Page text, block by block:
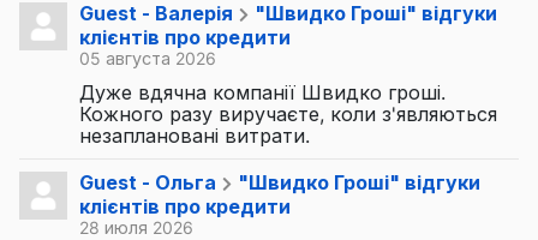
Guest - Валерія
"Швидко Гроші" відгуки
клієнтів про кредити
05 августа 2026
Дуже вдячна компанії Швидко гроші.
Кожного разу виручаєте, коли з'являються
незаплановані витрати.
Guest - Ольга
"Швидко Гроші" відгуки
клієнтів про кредити
28 июля 2026